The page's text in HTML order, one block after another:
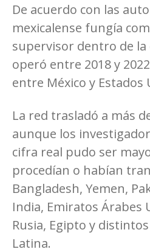
De acuerdo con las
mexicalense fungía
supervisor dentro de
operó entre 2018 y
entre México y Estados
La red trasladó a más
aunque los
cifra real pudo ser
procedían o habían
Bangladesh, Yemen,
India, Emiratos Árabes
Rusia, Egipto y
Latina.